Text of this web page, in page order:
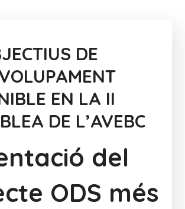
DE
EN LA II
DE L’AVEBC
del
ODS més